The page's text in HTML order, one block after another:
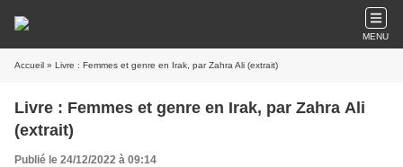
MENU
Accueil » Livre : Femmes et genre en Irak, par Zahra Ali (extrait)
Livre : Femmes et genre en Irak, par Zahra Ali
(extrait)
Publié le 24/12/2022 à 09:14